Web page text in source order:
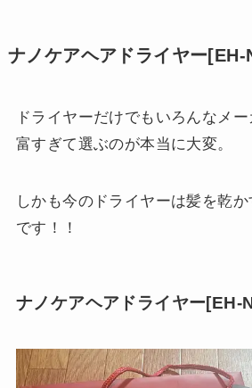
ナノケアヘアドライヤー
ドライヤーだけでもいろんなメ
富すぎて選ぶのが本当に大変。
しかも今のドライヤーは髪を乾
です！！
ナノケアヘアドライヤー[EH-